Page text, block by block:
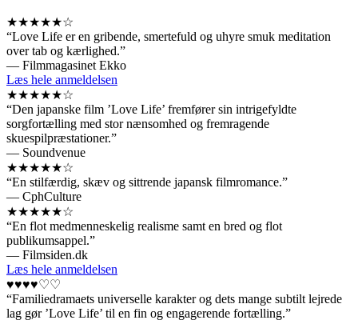
★★★★★☆
“Love Life er en gribende, smertefuld og uhyre smuk meditation
over tab og kærlighed.”
— Filmmagasinet Ekko
Læs hele anmeldelsen
★★★★★☆
“Den japanske film ’Love Life’ fremfører sin intrigefyldte
sorgfortælling med stor nænsomhed og fremragende
skuespilpræstationer.”
— Soundvenue
★★★★★☆
“En stilfærdig, skæv og sittrende japansk filmromance.”
— CphCulture
★★★★★☆
“En flot medmenneskelig realisme samt en bred og flot
publikumsappel.”
— Filmsiden.dk
Læs hele anmeldelsen
♥♥♥♥♡♡
“Familiedramaets universelle karakter og dets mange subtilt lejrede
lag gør ’Love Life’ til en fin og engagerende fortælling.”